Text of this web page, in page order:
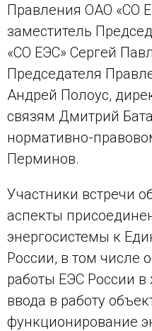
Правления ОАО «СО
заместитель
«СО ЕЭС» Сергей
Председателя
Андрей Полоус,
связям Дмитрий
нормативно-
Перминов.
Участники встречи
аспекты
энергосистемы к
России, в том числе
работы ЕЭС России в
ввода в работу
функционирование